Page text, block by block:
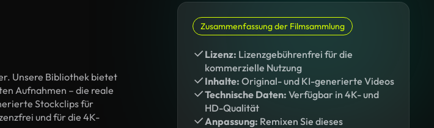
Unsere Bibliothek bietet
Aufnahmen – die reale
Stockclips für
und für die 4K-
Zusammenfassung der Filmsammlung
Lizenz: Lizenzgebührenfrei für die
kommerzielle Nutzung
Inhalte: Original- und KI-generierte Videos
Technische Daten: Verfügbar in 4K- und
HD-Qualität
Anpassung: Remixen Sie dieses